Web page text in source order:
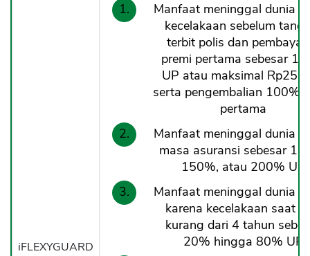
iFLEXYGUARD
Manfaat meninggal dunia
kecelakaan sebelum
terbit polis dan
premi pertama sebesar
UP atau maksimal Rp25
serta pengembalian 100%
pertama
Manfaat meninggal dunia
masa asuransi sebesar
150%, atau 200% UP
Manfaat meninggal dunia
karena kecelakaan saat
kurang dari 4 tahun
20% hingga 80% UP